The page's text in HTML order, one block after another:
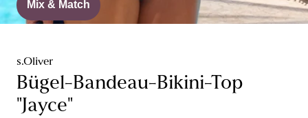
Mix & Match
s.Oliver
Bügel-Bandeau-Bikini-Top
"Jayce"